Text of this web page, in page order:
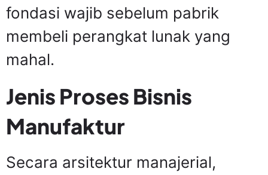
fondasi wajib sebelum pabrik
membeli perangkat lunak yang
mahal.
Jenis Proses Bisnis
Manufaktur
Secara arsitektur manajerial,